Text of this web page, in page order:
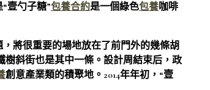
壹勺子糖”包養合約是一個綠色包養咖啡
，將很重要的場地放在了前門外的幾條胡
樹斜街也是其中一條。設計周結束后，政
創意產業類的積聚地。2014年年初，“壹